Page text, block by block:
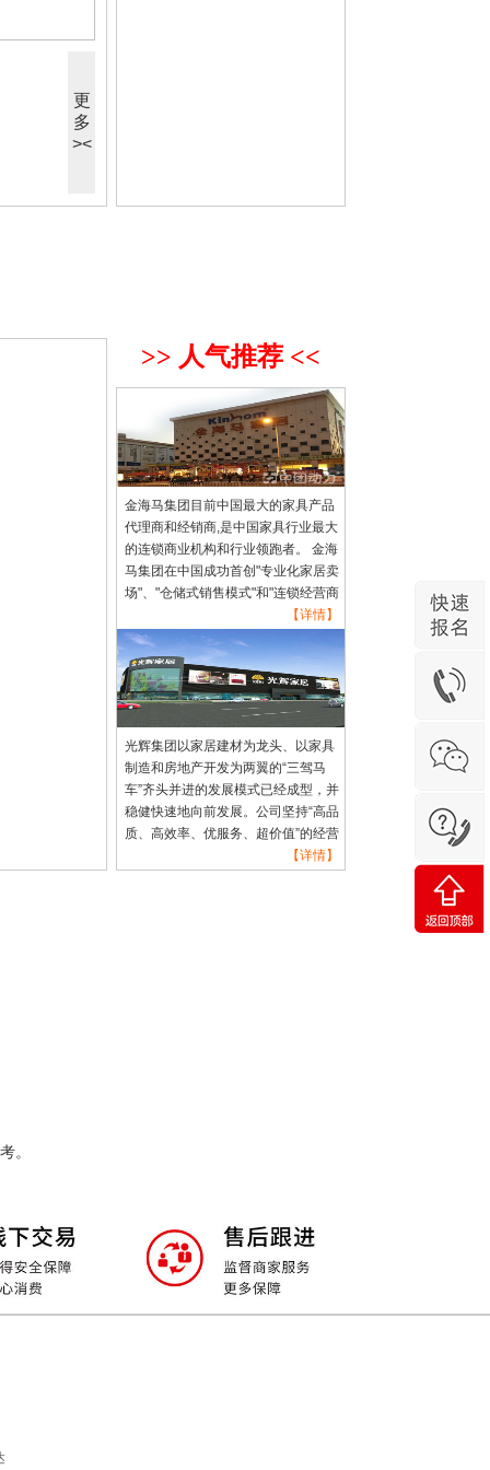
更
多
><
>> 人气推荐 <<
金海马集团目前中国最大的家具产品
代理商和经销商,是中国家具行业最大
的连锁商业机构和行业领跑者。 金海
马集团在中国成功首创"专业化家居卖
场"、"仓储式销售模式"和"连锁经营商
业模式"，其经营理念在行业内始终具
有先进的示范作用，成为业内争相效
仿的对象。
【详情】
光辉集团以家居建材为龙头、以家具
制造和房地产开发为两翼的“三驾马
车”齐头并进的发展模式已经成型，并
稳健快速地向前发展。公司坚持“高品
质、高效率、优服务、超价值”的经营
宗旨，以“让顾客满意”为服务理念，
【详情】
。